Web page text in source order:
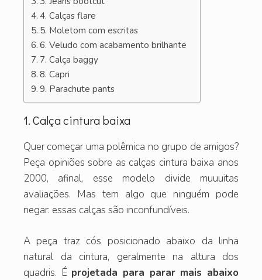
4. Calças flare
5. Moletom com escritas
6. Veludo com acabamento brilhante
7. Calça baggy
8. Capri
9. Parachute pants
1. Calça cintura baixa
Quer começar uma polêmica no grupo de amigos?
Peça opiniões sobre as calças cintura baixa anos
2000, afinal, esse modelo divide muuuitas
avaliações. Mas tem algo que ninguém pode
negar: essas calças são inconfundíveis.
A peça traz cós posicionado abaixo da linha
natural da cintura, geralmente na altura dos
quadris. É projetada para parar mais abaixo